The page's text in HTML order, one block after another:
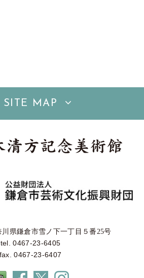
SITE MAP
川県鎌倉市雪ノ下一丁目５番25号
tel. 0467-23-6405
fax. 0467-23-6407